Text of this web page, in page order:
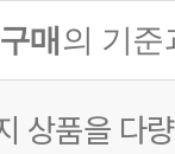
매 의 기준
상품을 다